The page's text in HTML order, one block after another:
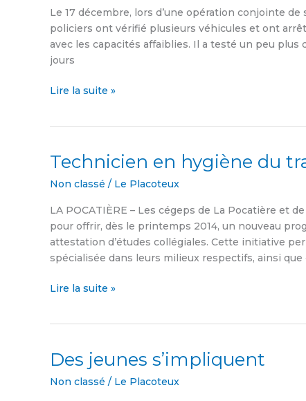
Le 17 décembre, lors d’une opération conjointe
policiers ont vérifié plusieurs véhicules et ont
avec les capacités affaiblies. Il a testé un peu
jours
et
stupéfiants
Lire la suite »
Technicien en hygiène du
Non classé / Le Placoteux
LA POCATIÈRE – Les cégeps de La Pocatière et
pour offrir, dès le printemps 2014, un nouveau
attestation d’études collégiales. Cette initiative
spécialisée dans leurs milieux respectifs, ainsi
Technicien
hygiène
du
travail
Lire la suite »
Des jeunes s’impliquent
Non classé / Le Placoteux
Des
s’impliquent